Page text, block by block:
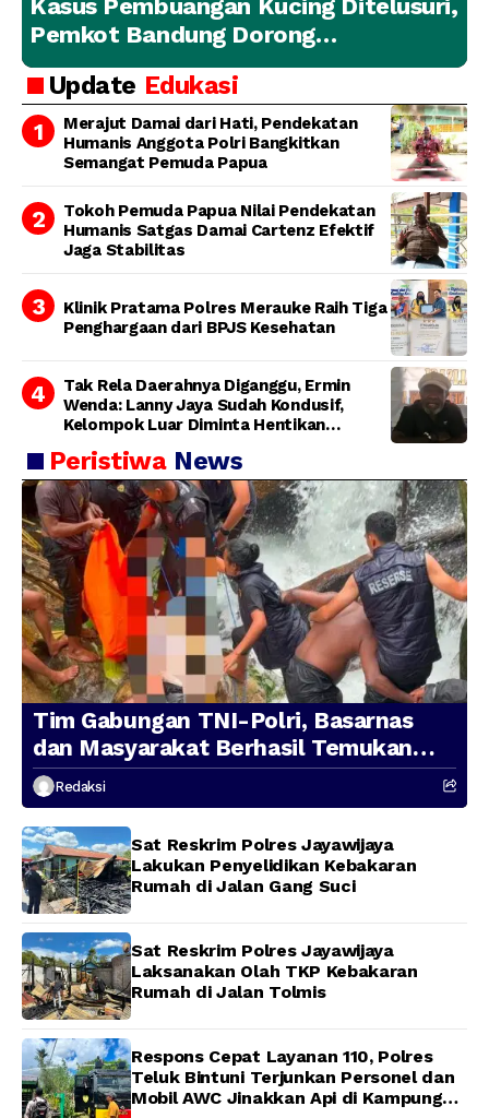
Kasus Pembuangan Kucing Ditelusuri,
Pemkot Bandung Dorong
Penanganan Hewan yang
Bertanggung Jawab
Update Edukasi
Merajut Damai dari Hati, Pendekatan
Humanis Anggota Polri Bangkitkan
Semangat Pemuda Papua
Tokoh Pemuda Papua Nilai Pendekatan
Humanis Satgas Damai Cartenz Efektif
Jaga Stabilitas
Klinik Pratama Polres Merauke Raih Tiga
Penghargaan dari BPJS Kesehatan
Tak Rela Daerahnya Diganggu, Ermin
Wenda: Lanny Jaya Sudah Kondusif,
Kelompok Luar Diminta Hentikan
Peristiwa News
Tim Gabungan TNI-Polri, Basarnas
dan Masyarakat Berhasil Temukan
Presenter TVRI Papua Barat yang
Hilang di Sungai Memti
Redaksi
Sat Reskrim Polres Jayawijaya
Lakukan Penyelidikan Kebakaran
Rumah di Jalan Gang Suci
Sat Reskrim Polres Jayawijaya
Laksanakan Olah TKP Kebakaran
Rumah di Jalan Tolmis
Respons Cepat Layanan 110, Polres
Teluk Bintuni Terjunkan Personel dan
Mobil AWC Jinakkan Api di Kampung